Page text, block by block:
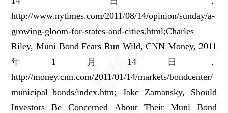
http://www.nytimes.com/2011/08/14/opinion/sunday/a-
growing-gloom-for-states-and-cities.html;Charles
Riley, Muni Bond Fears Run Wild, CNN Money, 2011
年1月14日，
http://money.cnn.com/2011/01/14/markets/bondcenter/
municipal_bonds/index.htm; Jake Zamansky, Should
Investors Be Concerned About Their Muni Bond